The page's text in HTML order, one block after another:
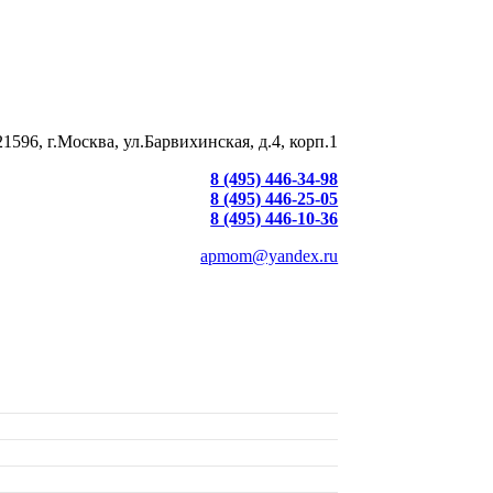
г.Москва, ул.Барвихинская, д.4, корп.1
8 (495) 446-34-98
8 (495) 446-25-05
8 (495) 446-10-36
apmom@yandex.ru